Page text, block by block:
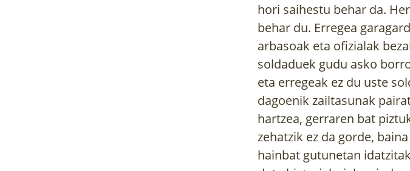
hori saihestu behar da.
behar du. Erregea
arbasoak eta ofizialak
soldaduek gudu asko
eta erregeak ez du uste
dagoenik zailtasunak
hartzea, gerraren bat
zehatzik ez da gorde,
hainbat gutunetan